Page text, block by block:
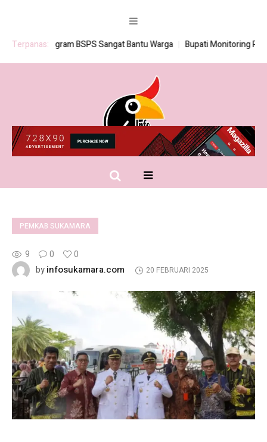
Terpanas:
Program BSPS Sangat Bantu Warga Bupati Monitoring
PEMKAB SUKAMARA
9 0
0
byinfosukamara.com 20 FEBRUARI 2025